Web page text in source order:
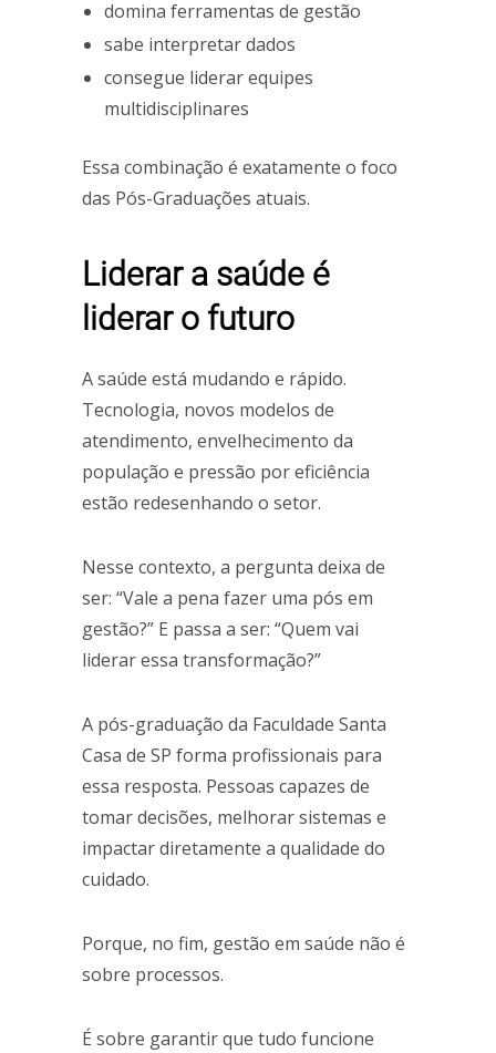
domina ferramentas de gestão
sabe interpretar dados
consegue liderar equipes
multidisciplinares
Essa combinação é exatamente o foco
das Pós-Graduações atuais.
Liderar a saúde é
liderar o futuro
A saúde está mudando e rápido.
Tecnologia, novos modelos de
atendimento, envelhecimento da
população e pressão por eficiência
estão redesenhando o setor.
Nesse contexto, a pergunta deixa de
ser: “Vale a pena fazer uma pós em
gestão?” E passa a ser: “Quem vai
liderar essa transformação?”
A pós-graduação da Faculdade Santa
Casa de SP forma profissionais para
essa resposta. Pessoas capazes de
tomar decisões, melhorar sistemas e
impactar diretamente a qualidade do
cuidado.
Porque, no fim, gestão em saúde não é
sobre processos.
É sobre garantir que tudo funcione